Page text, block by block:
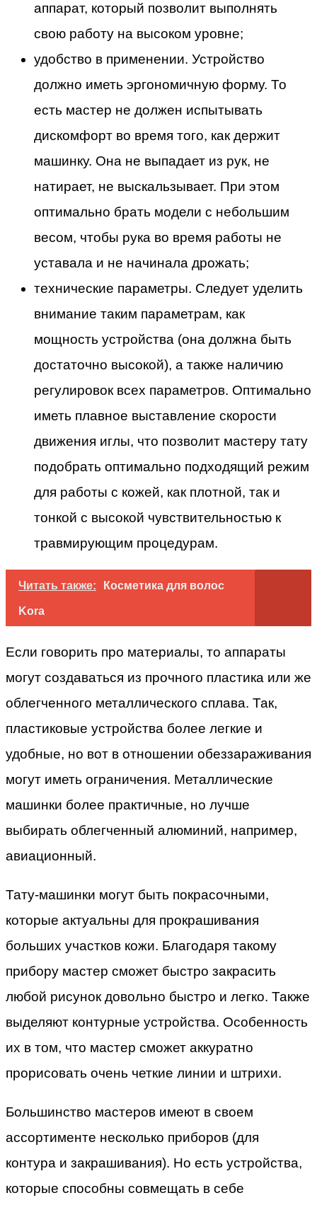
аппарат, который позволит выполнять
свою работу на высоком уровне;
удобство в применении. Устройство
должно иметь эргономичную форму. То
есть мастер не должен испытывать
дискомфорт во время того, как держит
машинку. Она не выпадает из рук, не
натирает, не выскальзывает. При этом
оптимально брать модели с небольшим
весом, чтобы рука во время работы не
уставала и не начинала дрожать;
технические параметры. Следует уделить
внимание таким параметрам, как
мощность устройства (она должна быть
достаточно высокой), а также наличию
регулировок всех параметров. Оптимально
иметь плавное выставление скорости
движения иглы, что позволит мастеру тату
подобрать оптимально подходящий режим
для работы с кожей, как плотной, так и
тонкой с высокой чувствительностью к
травмирующим процедурам.
Читать также: Косметика для волос
Kora
Если говорить про материалы, то аппараты
могут создаваться из прочного пластика или же
облегченного металлического сплава. Так,
пластиковые устройства более легкие и
удобные, но вот в отношении обеззараживания
могут иметь ограничения. Металлические
машинки более практичные, но лучше
выбирать облегченный алюминий, например,
авиационный.
Тату-машинки могут быть покрасочными,
которые актуальны для прокрашивания
больших участков кожи. Благодаря такому
прибору мастер сможет быстро закрасить
любой рисунок довольно быстро и легко. Также
выделяют контурные устройства. Особенность
их в том, что мастер сможет аккуратно
прорисовать очень четкие линии и штрихи.
Большинство мастеров имеют в своем
ассортименте несколько приборов (для
контура и закрашивания). Но есть устройства,
которые способны совмещать в себе